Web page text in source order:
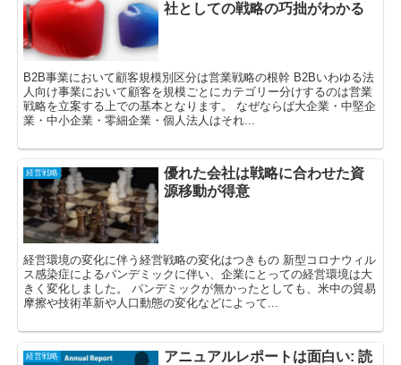
社としての戦略の巧拙がわかる
B2B事業において顧客規模別区分は営業戦略の根幹 B2Bいわゆる法
人向け事業において顧客を規模ごとにカテゴリー分けするのは営業
戦略を立案する上での基本となります。 なぜならば大企業・中堅企
業・中小企業・零細企業・個人法人はそれ...
経営戦略
優れた会社は戦略に合わせた資
源移動が得意
経営環境の変化に伴う経営戦略の変化はつきもの 新型コロナウィル
ス感染症によるパンデミックに伴い、企業にとっての経営環境は大
きく変化しました。 パンデミックが無かったとしても、米中の貿易
摩擦や技術革新や人口動態の変化などによって...
経営戦略
アニュアルレポートは面白い: 読